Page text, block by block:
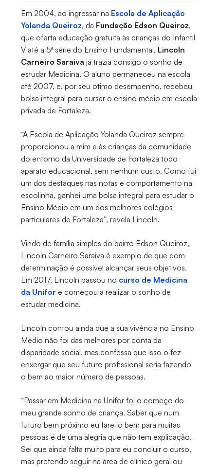
Em 2004, ao ingressar na Escola de Aplicação
Yolanda Queiroz, da Fundação Edson Queiroz,
que oferta educação gratuita às crianças do Infantil
V até a 5ª série do Ensino Fundamental, Lincoln
Carneiro Saraiva já trazia consigo o sonho de
estudar Medicina. O aluno permaneceu na escola
até 2007, e, por seu ótimo desempenho, recebeu
bolsa integral para cursar o ensino médio em escola
privada de Fortaleza.
“A Escola de Aplicação Yolanda Queiroz sempre
proporcionou a mim e às crianças da comunidade
do entorno da Universidade de Fortaleza todo
aparato educacional, sem nenhum custo. Como fui
um dos destaques nas notas e comportamento na
escolinha, ganhei uma bolsa integral para estudar o
Ensino Médio em um dos melhores colégios
particulares de Fortaleza”, revela Lincoln.
Vindo de família simples do bairro Edson Queiroz,
Lincoln Carneiro Saraiva é exemplo de que com
determinação é possível alcançar seus objetivos.
Em 2017, Lincoln passou no curso de Medicina
da Unifor e começou a realizar o sonho de
estudar medicina.
Lincoln contou ainda que a sua vivência no Ensino
Médio não foi das melhores por conta da
disparidade social, mas confessa que isso o fez
enxergar que seu futuro profissional seria fazendo
o bem ao maior número de pessoas.
“Passar em Medicina na Unifor foi o começo do
meu grande sonho de criança. Saber que num
futuro bem próximo eu farei o bem para muitas
pessoas é de uma alegria que não tem explicação.
Sei que ainda falta muito para eu concluir o curso,
mas pretendo seguir na área de clínico geral ou